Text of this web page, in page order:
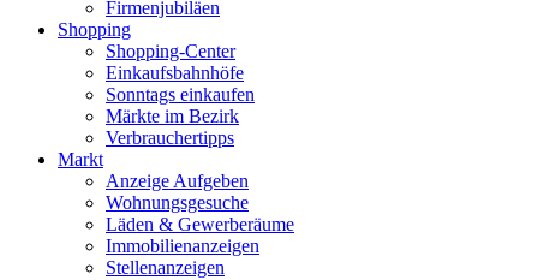
Firmenjubiläen
Shopping
Shopping-Center
Einkaufsbahnhöfe
Sonntags einkaufen
Märkte im Bezirk
Verbrauchertipps
Markt
Anzeige Aufgeben
Wohnungsgesuche
Läden & Gewerberäume
Immobilienanzeigen
Stellenanzeigen